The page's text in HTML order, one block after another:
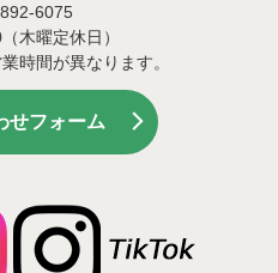
6075
木曜定休日）
時間が異なります。
せフォーム